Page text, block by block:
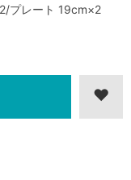
プレート 19cm×2